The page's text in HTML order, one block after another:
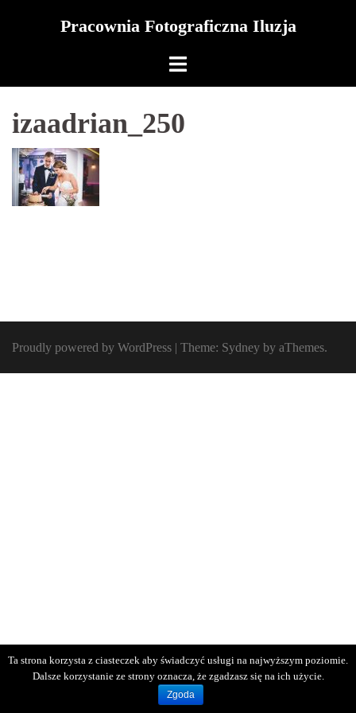
Pracownia Fotograficzna Iluzja
izaadrian_250
Proudly powered by WordPress | Theme: Sydney by aThemes.
Ta strona korzysta z ciasteczek aby świadczyć usługi na najwyższym poziomie.
Dalsze korzystanie ze strony oznacza, że zgadzasz się na ich użycie.
Zgoda